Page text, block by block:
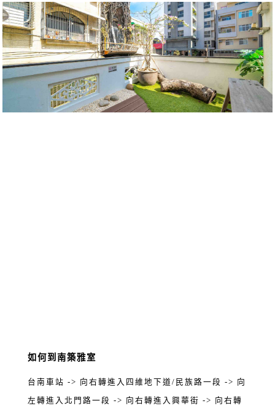
如何到南築雅室
台南車站 -> 向右轉進入四維地下道/民族路一段 -> 向
左轉進入北門路一段 -> 向右轉進入興華街 -> 向右轉